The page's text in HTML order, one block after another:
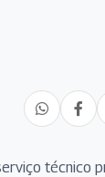
técnico